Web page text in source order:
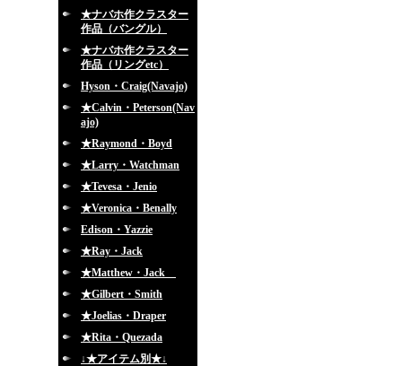
★ナバホ作クラスター
作品（バングル）
★ナバホ作クラスター
作品（リングetc）
Hyson・Craig(Navajo)
★Calvin・Peterson(Nav
ajo)
★Raymond・Boyd
★Larry・Watchman
★Tevesa・Jenio
★Veronica・Benally
Edison・Yazzie
★Ray・Jack
★Matthew・Jack
★Gilbert・Smith
★Joelias・Draper
★Rita・Quezada
↓★アイテム別★↓